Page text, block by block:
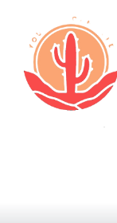
content